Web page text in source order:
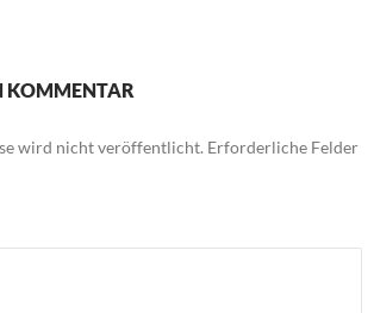
KOMMENTAR
wird nicht veröffentlicht. Erforderliche Felder